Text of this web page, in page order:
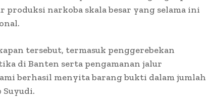
produksi narkoba skala besar yang selama ini
tersebut, termasuk penggerebekan
di Banten serta pengamanan jalur
berhasil menyita barang bukti dalam jumlah
Suyudi.